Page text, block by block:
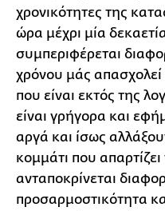
χρονικότητες της
ώρα μέχρι μία
συμπεριφέρεται
χρόνου μάς απασχολεί
που είναι εκτός της
είναι γρήγορα και
αργά και ίσως
κομμάτι που
ανταποκρίνεται
προσαρμοστικότητα